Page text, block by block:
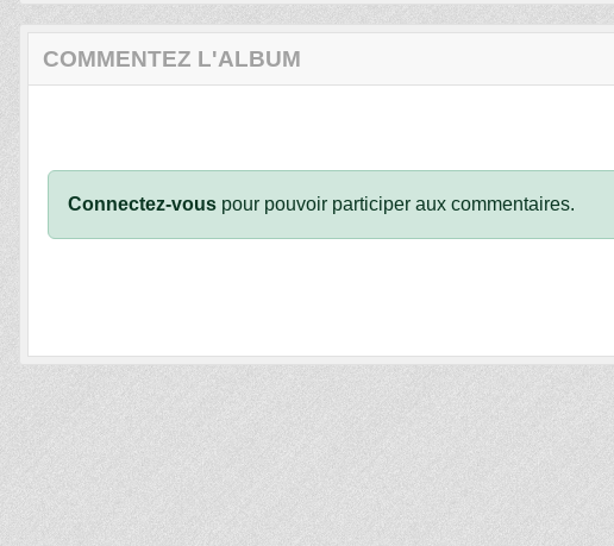
COMMENTEZ L'ALBUM
Connectez-vous pour pouvoir participer aux commentaires.